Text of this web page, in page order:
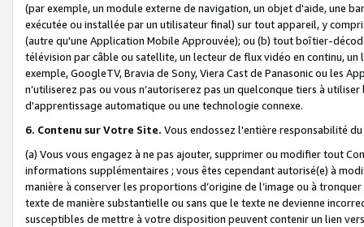
(par exemple, un module externe de navigation, un objet d'aide, une
exécutée ou installée par un utilisateur final) sur tout appareil, y
(autre qu'une Application Mobile Approuvée); ou (b) tout boîtier-
télévision par câble ou satellite, un lecteur de flux vidéo en continu,
exemple, GoogleTV, Bravia de Sony, Viera Cast de Panasonic ou les
n’utiliserez pas ou vous n’autoriserez pas un quelconque tiers à
d'apprentissage automatique ou une technologie connexe.
6. Contenu sur Votre Site. Vous endossez l'entière responsabilité
(a) Vous vous engagez à ne pas ajouter, supprimer ou modifier tout
informations supplémentaires ; vous êtes cependant autorisé(e) à
manière à conserver les proportions d’origine de l’image ou à
texte de manière substantielle ou sans que le texte ne devienne
susceptibles de mettre à votre disposition peuvent contenir un lien